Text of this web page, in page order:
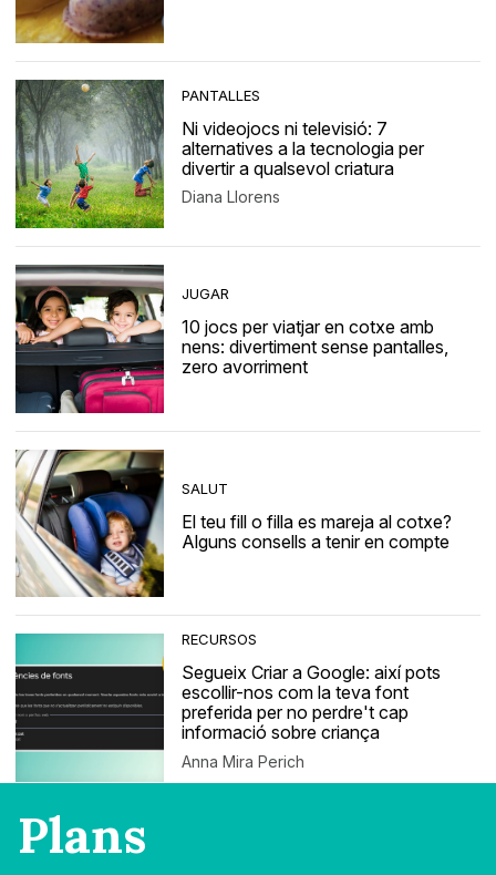
PANTALLES
Ni videojocs ni televisió: 7
alternatives a la tecnologia per
divertir a qualsevol criatura
Diana Llorens
JUGAR
10 jocs per viatjar en cotxe amb
nens: divertiment sense pantalles,
zero avorriment
SALUT
El teu fill o filla es mareja al cotxe?
Alguns consells a tenir en compte
RECURSOS
Segueix Criar a Google: així pots
escollir-nos com la teva font
preferida per no perdre't cap
informació sobre criança
Anna Mira Perich
Plans